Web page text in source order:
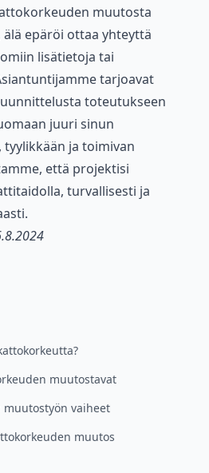
muutosta
älä epäröi ottaa yhteyttä
lisätietoja tai
tarjoavat
toteutukseen
juuri sinun
ja toimivan
että projektisi
turvallisesti ja
muutostavat
muutostyön vaiheet
muutos